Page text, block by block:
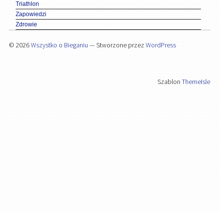
Triathlon
Zapowiedzi
Zdrowie
© 2026Wszystko o Bieganiu — Stworzone przezWordPress
SzablonThemeIsle